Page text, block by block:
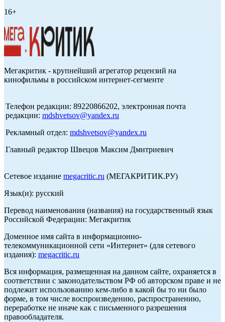
16+
Мегакритик - крупнейший агрегатор рецензий на
кинофильмы в российском интернет-сегменте
Телефон редакции: 89220866202, электронная почта
редакции: mdshvetsov@yandex.ru
Рекламный отдел: mdshvetsov@yandex.ru
Главный редактор Швецов Максим Дмитриевич
Сетевое издание megacritic.ru (МЕГАКРИТИК.РУ)
Язык(и): русский
Перевод наименования (названия) на государственный язык
Российской Федерации: Мегакритик
Доменное имя сайта в информационно-
телекоммуникационной сети «Интернет» (для сетевого
издания): megacritic.ru
Вся информация, размещенная на данном сайте, охраняется в
соответствии с законодательством РФ об авторском праве и не
подлежит использованию кем-либо в какой бы то ни было
форме, в том числе воспроизведению, распространению,
переработке не иначе как с письменного разрешения
правообладателя.